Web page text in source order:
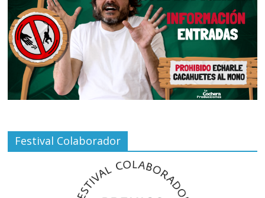
Festival Colaborador